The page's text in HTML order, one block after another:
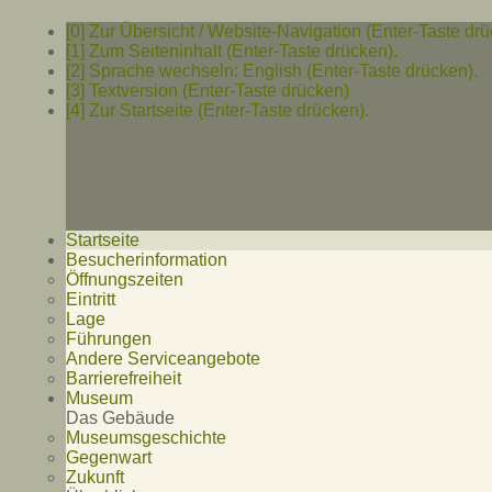
[0] Zur Übersicht / Website-Navigation (Enter-Taste
[1] Zum Seiteninhalt (Enter-Taste drücken).
[2] Sprache wechseln: English (Enter-Taste drücken).
[3] Textversion (Enter-Taste drücken)
[4] Zur Startseite (Enter-Taste drücken).
Startseite
Besucherinformation
Öffnungszeiten
Eintritt
Lage
Führungen
Andere Serviceangebote
Barrierefreiheit
Museum
Das Gebäude
Museumsgeschichte
Gegenwart
Zukunft